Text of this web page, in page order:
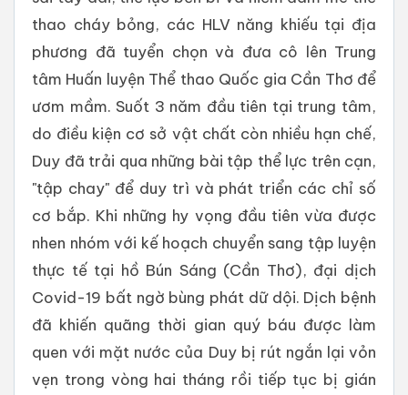
thao cháy bỏng, các HLV năng khiếu tại địa
phương đã tuyển chọn và đưa cô lên Trung
tâm Huấn luyện Thể thao Quốc gia Cần Thơ để
ươm mầm. Suốt 3 năm đầu tiên tại trung tâm,
do điều kiện cơ sở vật chất còn nhiều hạn chế,
Duy đã trải qua những bài tập thể lực trên cạn,
"tập chay" để duy trì và phát triển các chỉ số
cơ bắp. Khi những hy vọng đầu tiên vừa được
nhen nhóm với kế hoạch chuyển sang tập luyện
thực tế tại hồ Bún Sáng (Cần Thơ), đại dịch
Covid-19 bất ngờ bùng phát dữ dội. Dịch bệnh
đã khiến quãng thời gian quý báu được làm
quen với mặt nước của Duy bị rút ngắn lại vỏn
vẹn trong vòng hai tháng rồi tiếp tục bị gián